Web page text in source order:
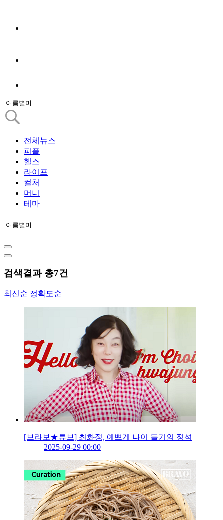
전체뉴스
피플
헬스
라이프
컬처
머니
테마
검색결과 총7건
최신순 정확도순
[브라보★튜브] 최화정, 예쁘게 나이 들기의 정석
2025-09-29 00:00